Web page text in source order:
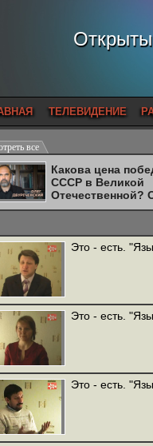
ТЕЛЕВИДЕНИЕ
все
Какова цена
СССР в Великой
Отечественной?
Двуреченский о
Это - есть.
Это - есть.
Это - есть.